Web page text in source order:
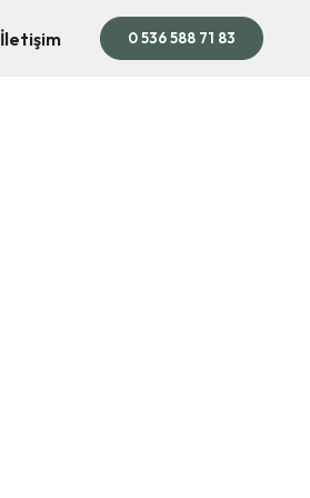
İletişim 0 536 588 71 83